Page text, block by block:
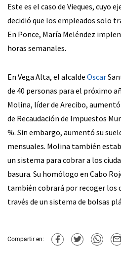
Este es el caso de Vieques, cuyo
decidió que los empleados solo
En Ponce, María Meléndez
horas semanales.
En Vega Alta, el alcalde Oscar
de 40 personas para el próximo
Molina, líder de Arecibo,
de Recaudación de Impuestos
%. Sin embargo, aumentó su
mensuales. Molina también
un sistema para cobrar a los
basura. Su homólogo en Cabo
también cobrará por recoger los
través de un sistema de bolsas
Compartir en: